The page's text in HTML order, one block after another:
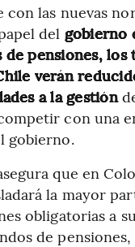
con las nuevas
del gobierno
de pensiones, los
verán
a la gestión
con una
gobierno.
que en
la mayor
obligatorias a
de